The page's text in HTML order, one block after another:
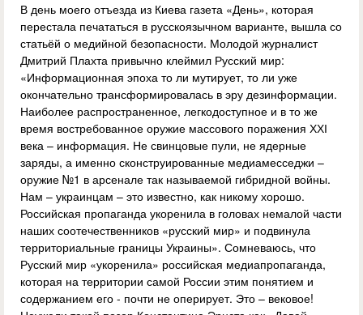
В день моего отъезда из Киева газета «День», которая
перестала печататься в русскоязычном варианте, вышла со
статьёй о медийной безопасности. Молодой журналист
Дмитрий Плахта привычно клеймил Русский мир:
«Информационная эпоха то ли мутирует, то ли уже
окончательно трансформировалась в эру дезинформации.
Наиболее распространенное, легкодоступное и в то же
время востребованное оружие массового поражения ХХІ
века – информация. Не свинцовые пули, не ядерные
заряды, а именно сконструированные медиамесседжи –
оружие №1 в арсенале так называемой гибридной войны.
Нам – украинцам – это известно, как никому хорошо.
Российская пропаганда укоренила в головах немалой части
наших соотечественников «русский мир» и подвинула
территориальные границы Украины». Сомневаюсь, что
Русский мир «укоренила» российская медиапропаганда,
которая на территории самой России этим понятием и
содержанием его - почти не оперирует. Это – вековое!